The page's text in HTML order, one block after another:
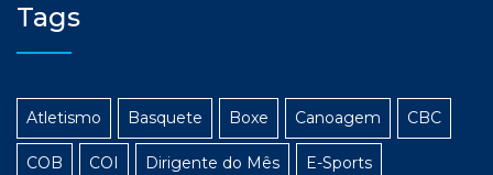
Tags
Atletismo Basquete Boxe Canoagem CBC
COB COI Dirigente do Mês E-Sports